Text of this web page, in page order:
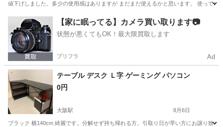
値下げしました。多少の使用感はありますが まだまだ使えるかと思います。 使ってい
大阪市 今福鶴見駅 椅子
【家に眠ってる】カメラ買い取ります📷
状態が悪くてもOK！最大限買取します
プリフラ Ad
テーブル デスク Ｌ字 ゲーミング パソコン
0円
大阪駅 8月6日
ブラック 横140cm 綺麗です。分解せず持ち帰れる方。引取り日が早い方にお譲り致